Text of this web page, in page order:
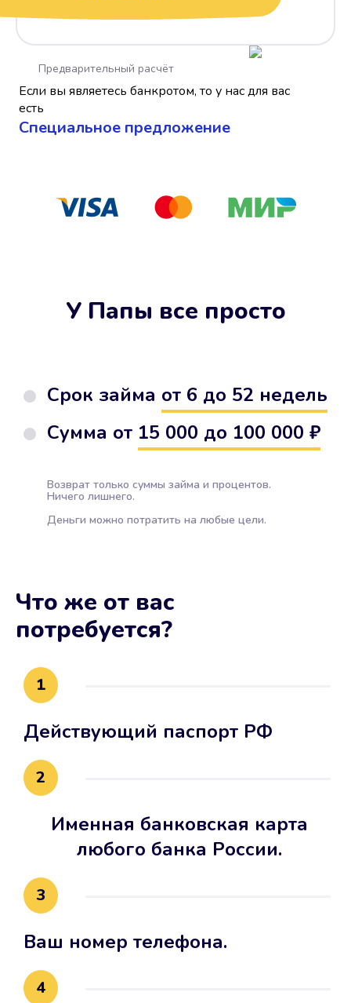
Если вы являетесь банкротом, то у нас для вас
есть
Cпециальное предложение
Предварительный расчёт
У Папы все просто
Срок займа от 6 до 52 недель
Сумма от 15 000 до 100 000 ₽
Возврат только суммы займа и процентов.
Ничего лишнего.
Деньги можно потратить на любые цели.
Что же от вас
потребуется?
1
Действующий паспорт РФ
2
Именная банковская карта
любого банка России.
3
Ваш номер телефона.
4